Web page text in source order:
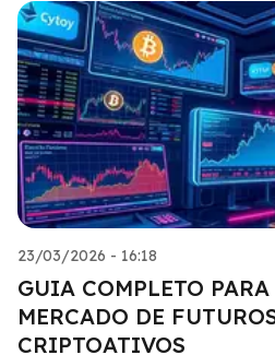
23/03/2026 - 16:18
GUIA COMPLETO
MERCADO DE
CRIPTOATIVOS